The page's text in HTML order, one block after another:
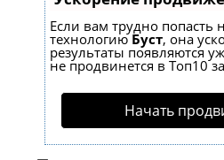
Если вам трудно попасть
технологиюБуст, она
результаты появляются
не продвинется в Топ10
Начать